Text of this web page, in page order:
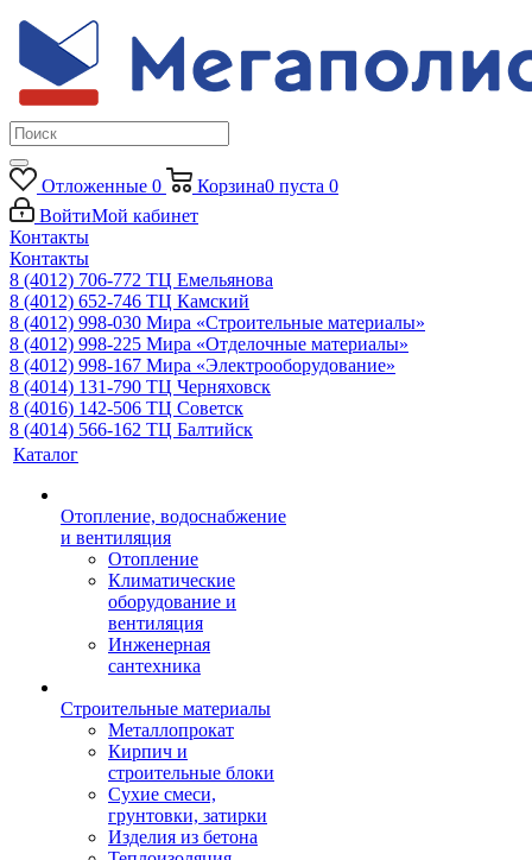
Отложенные 0 Корзина0 пуста 0
ВойтиМой кабинет
Контакты
Контакты
8 (4012) 706-772 ТЦ Емельянова
8 (4012) 652-746 ТЦ Камский
8 (4012) 998-030 Мира «Строительные материалы»
8 (4012) 998-225 Мира «Отделочные материалы»
8 (4012) 998-167 Мира «Электрооборудование»
8 (4014) 131-790 ТЦ Черняховск
8 (4016) 142-506 ТЦ Советск
8 (4014) 566-162 ТЦ Балтийск
Каталог
Отопление, водоснабжение
и вентиляция
Отопление
Климатические
оборудование и
вентиляция
Инженерная
сантехника
Строительные материалы
Металлопрокат
Кирпич и
строительные блоки
Сухие смеси,
грунтовки, затирки
Изделия из бетона